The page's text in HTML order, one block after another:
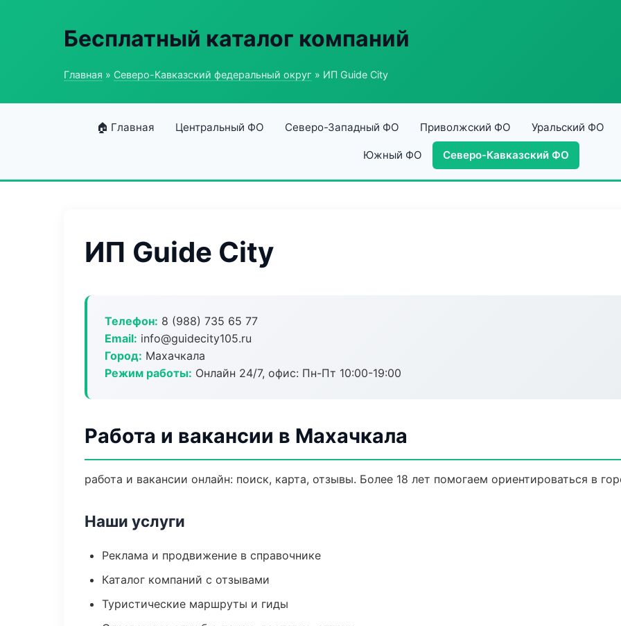
Бесплатный каталог компаний
Главная » Северо-Кавказский федеральный округ » ИП Guide City
🏠 Главная Центральный ФО Северо-Западный ФО Приволжский ФО Уральский ФО
Южный ФО Северо-Кавказский ФО
ИП Guide City
Телефон: 8 (988) 735 65 77
Email: info@guidecity105.ru
Город: Махачкала
Режим работы: Онлайн 24/7, офис: Пн-Пт 10:00-19:00
Работа и вакансии в Махачкала
работа и вакансии онлайн: поиск, карта, отзывы. Более 18 лет помогаем ориентироваться в
Наши услуги
Реклама и продвижение в справочнике
Каталог компаний с отзывами
Туристические маршруты и гиды